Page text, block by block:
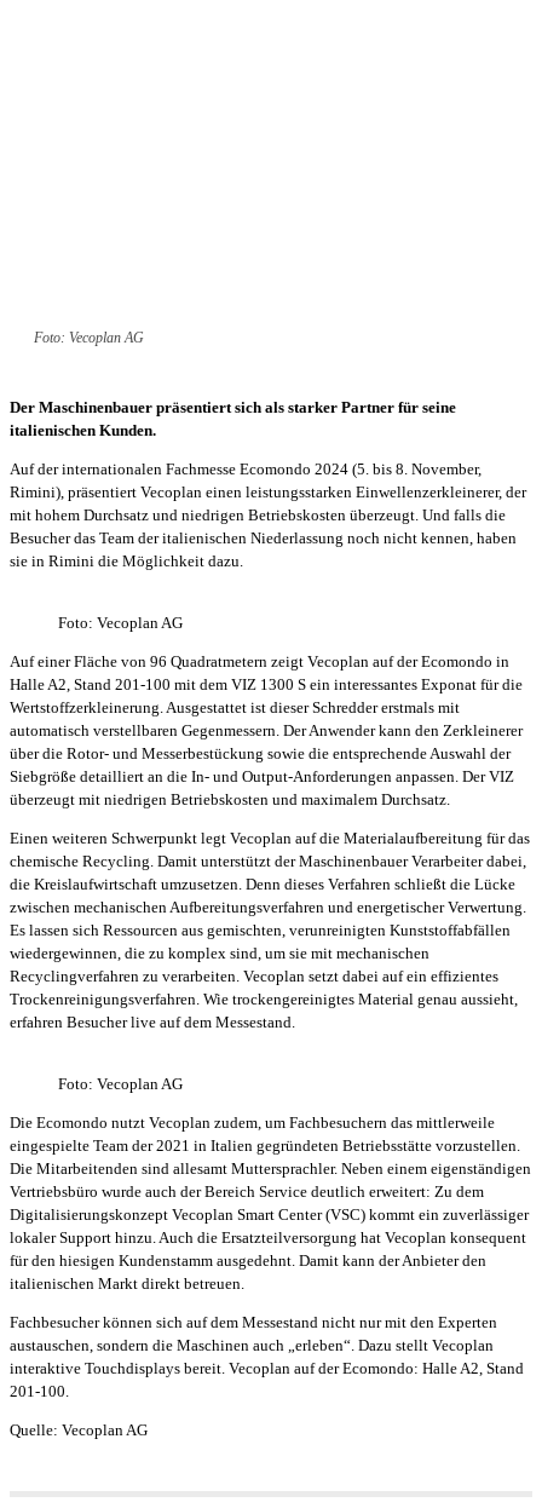
Foto: Vecoplan AG
Der Maschinenbauer präsentiert sich als starker Partner für seine
italienischen Kunden.
Auf der internationalen Fachmesse Ecomondo 2024 (5. bis 8. November,
Rimini), präsentiert Vecoplan einen leistungsstarken Einwellenzerkleinerer, der
mit hohem Durchsatz und niedrigen Betriebskosten überzeugt. Und falls die
Besucher das Team der italienischen Niederlassung noch nicht kennen, haben
sie in Rimini die Möglichkeit dazu.
Foto: Vecoplan AG
Auf einer Fläche von 96 Quadratmetern zeigt Vecoplan auf der Ecomondo in
Halle A2, Stand 201-100 mit dem VIZ 1300 S ein interessantes Exponat für die
Wertstoffzerkleinerung. Ausgestattet ist dieser Schredder erstmals mit
automatisch verstellbaren Gegenmessern. Der Anwender kann den Zerkleinerer
über die Rotor- und Messerbestückung sowie die entsprechende Auswahl der
Siebgröße detailliert an die In- und Output-Anforderungen anpassen. Der VIZ
überzeugt mit niedrigen Betriebskosten und maximalem Durchsatz.
Einen weiteren Schwerpunkt legt Vecoplan auf die Materialaufbereitung für das
chemische Recycling. Damit unterstützt der Maschinenbauer Verarbeiter dabei,
die Kreislaufwirtschaft umzusetzen. Denn dieses Verfahren schließt die Lücke
zwischen mechanischen Aufbereitungsverfahren und energetischer Verwertung.
Es lassen sich Ressourcen aus gemischten, verunreinigten Kunststoffabfällen
wiedergewinnen, die zu komplex sind, um sie mit mechanischen
Recyclingverfahren zu verarbeiten. Vecoplan setzt dabei auf ein effizientes
Trockenreinigungsverfahren. Wie trockengereinigtes Material genau aussieht,
erfahren Besucher live auf dem Messestand.
Foto: Vecoplan AG
Die Ecomondo nutzt Vecoplan zudem, um Fachbesuchern das mittlerweile
eingespielte Team der 2021 in Italien gegründeten Betriebsstätte vorzustellen.
Die Mitarbeitenden sind allesamt Muttersprachler. Neben einem eigenständigen
Vertriebsbüro wurde auch der Bereich Service deutlich erweitert: Zu dem
Digitalisierungskonzept Vecoplan Smart Center (VSC) kommt ein zuverlässiger
lokaler Support hinzu. Auch die Ersatzteilversorgung hat Vecoplan konsequent
für den hiesigen Kundenstamm ausgedehnt. Damit kann der Anbieter den
italienischen Markt direkt betreuen.
Fachbesucher können sich auf dem Messestand nicht nur mit den Experten
austauschen, sondern die Maschinen auch „erleben“. Dazu stellt Vecoplan
interaktive Touchdisplays bereit. Vecoplan auf der Ecomondo: Halle A2, Stand
201-100.
Quelle: Vecoplan AG